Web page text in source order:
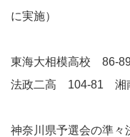
に実施）
東海大相模高校 86-
法政二高 104-81 湘
神奈川県予選会の準々